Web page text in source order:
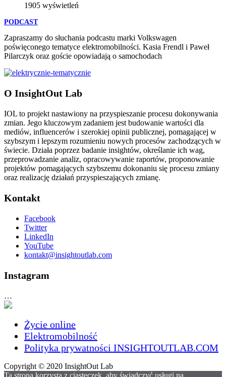
1905 wyświetleń
PODCAST
Zapraszamy do słuchania podcastu marki Volkswagen
poświęconego tematyce elektromobilności. Kasia Frendl i Paweł
Pilarczyk oraz goście opowiadają o samochodach
O InsightOut Lab
IOL to projekt nastawiony na przyspieszanie procesu dokonywania
zmian. Jego kluczowym zadaniem jest budowanie wartości dla
mediów, influencerów i szerokiej opinii publicznej, pomagającej w
szybszym i lepszym rozumieniu nowych procesów zachodzących w
świecie. Działa poprzez badanie insightów, określanie ich wag,
przeprowadzanie analiz, opracowywanie raportów, proponowanie
projektów pomagających szybszemu dokonaniu się procesu zmiany
oraz realizację działań przyspieszających zmianę.
Kontakt
Facebook
Twitter
LinkedIn
YouTube
kontakt@insightoutlab.com
Instagram
…
Życie online
Elektromobilność
Polityka prywatności INSIGHTOUTLAB.COM
Copyright © 2020 InsightOut Lab
Ta strona korzysta z ciasteczek, aby świadczyć usługi na